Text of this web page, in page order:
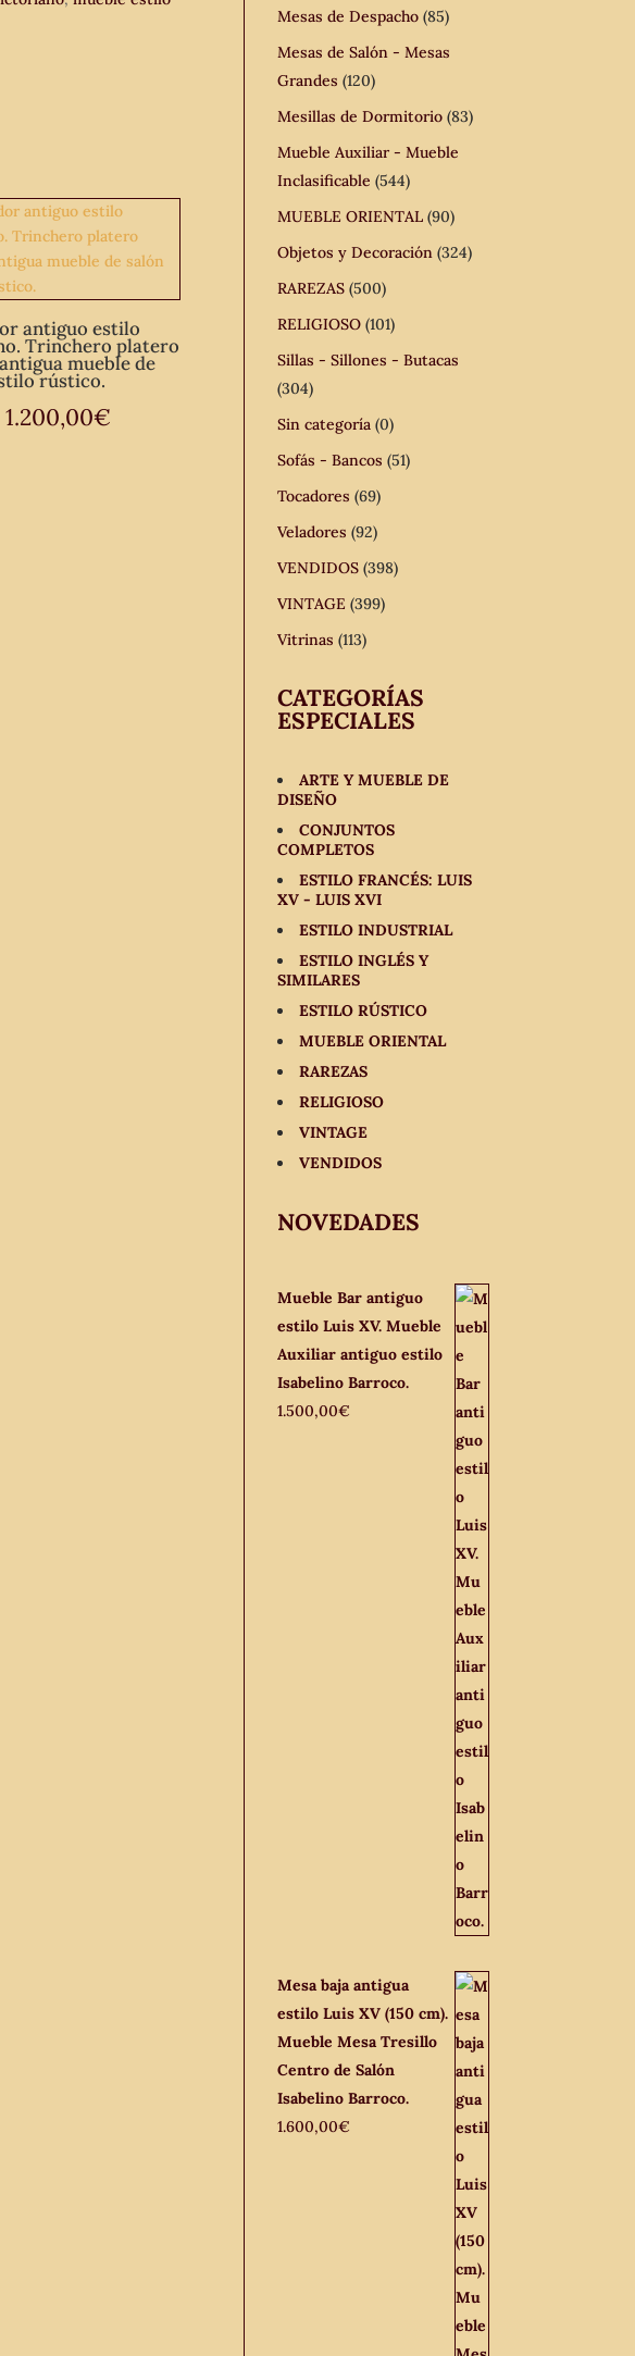
antiguo estilo
Trinchero platero
mueble de
rústico.
1.200,00€
Mesas de Despacho (85)
Mesas de Salón - Mesas
Grandes (120)
Mesillas de Dormitorio (83)
Mueble Auxiliar - Mueble
Inclasificable (544)
MUEBLE ORIENTAL (90)
Objetos y Decoración (324)
RAREZAS (500)
RELIGIOSO (101)
Sillas - Sillones - Butacas
(304)
Sin categoría (0)
Sofás - Bancos (51)
Tocadores (69)
Veladores (92)
VENDIDOS (398)
VINTAGE (399)
Vitrinas (113)
CATEGORÍAS
ESPECIALES
ARTE Y MUEBLE DE
DISEÑO
CONJUNTOS
COMPLETOS
ESTILO FRANCÉS: LUIS
XV - LUIS XVI
ESTILO INDUSTRIAL
ESTILO INGLÉS Y
SIMILARES
ESTILO RÚSTICO
MUEBLE ORIENTAL
RAREZAS
RELIGIOSO
VINTAGE
VENDIDOS
NOVEDADES
Mueble Bar antiguo
estilo Luis XV. Mueble
Auxiliar antiguo estilo
Isabelino Barroco.
1.500,00€
Mesa baja antigua
estilo Luis XV (150 cm).
Mueble Mesa Tresillo
Centro de Salón
Isabelino Barroco.
1.600,00€